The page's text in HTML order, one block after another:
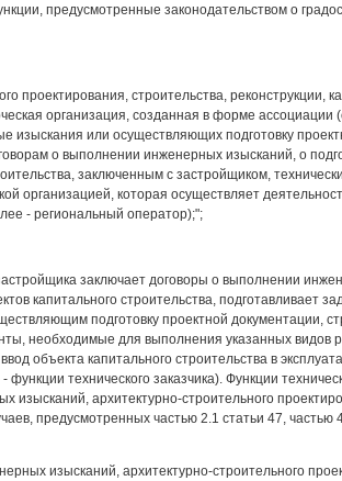
предусмотренные законодательством о
проектирования, строительства, реконструкции,
организация, созданная в форме ассоциации
или осуществляющих подготовку
о выполнении инженерных изысканий, о
заключенным с застройщиком,
организацией, которая осуществляет
- региональный оператор);";
заключает договоры о выполнении
капитального строительства, подготавливает
подготовку проектной документации,
необходимые для выполнения указанных видов
объекта капитального строительства в
технического заказчика). Функции
архитектурно-строительного
предусмотренных частью 2.1 статьи 47, частью
изысканий, архитектурно-строительного